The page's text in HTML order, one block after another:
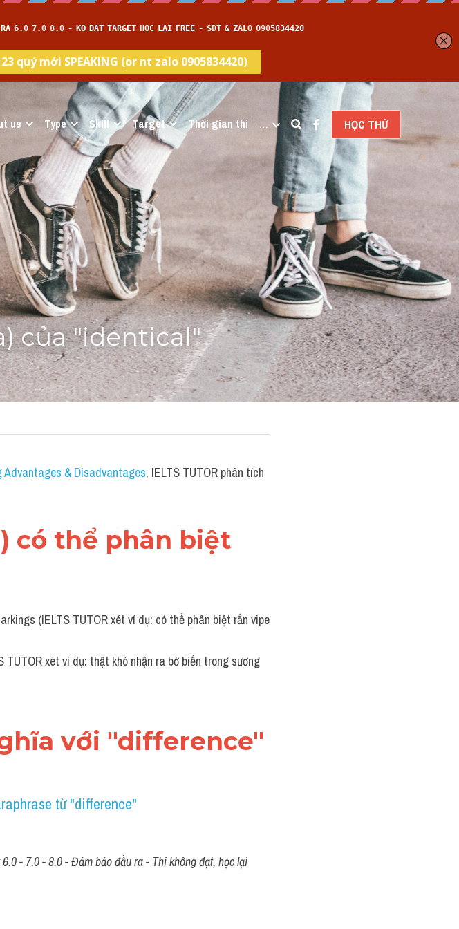
us Type Skill Target Thời gian thi … HỌC THỬ
của "identical"
Advantages & Disadvantages, IELTS TUTOR phân tích
có thể phân biệt
(IELTS TUTOR xét ví dụ: có thể phân biệt rắn vipe
xét ví dụ: thật khó nhận ra bờ biển trong sương
với "difference"
từ "difference"
- 7.0 - 8.0 - Đảm bảo đầu ra - Thi không đạt, học lại